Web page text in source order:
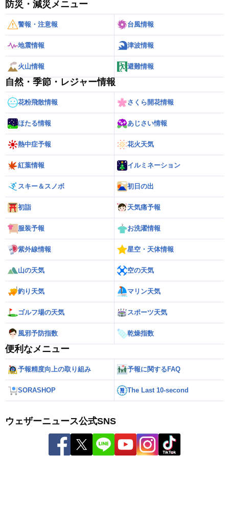
防災・減災メニュー
警報・注意報 台風情報
地震情報 津波情報
火山情報 避難情報
自然・季節・レジャー情報
花粉飛散情報 さくら開花情報
ほたる情報 あじさい情報
熱中症予報 花火天気
紅葉情報 イルミネーション
スキー＆スノボ 初日の出
初詣 天気痛予報
服装予報 お洗濯情報
紫外線情報 星空・天体情報
山の天気 空の天気
釣り天気 マリン天気
ゴルフ場の天気 スポーツ天気
風邪予防指数 乾燥指数
便利なメニュー
予報精度向上の取り組み 予報に関するFAQ
SORASHOP The Last 10-second
ウェザーニュース公式SNS